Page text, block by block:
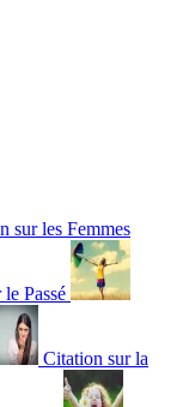
sur les Femmes
Passé
Citation sur la